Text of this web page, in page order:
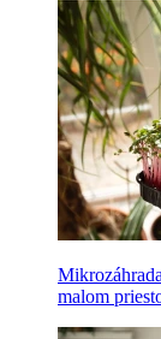
malom